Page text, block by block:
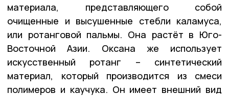
материала, представляющего собой
очищенные и высушенные стебли каламуса,
или ротанговой пальмы. Она растёт в Юго-
Восточной Азии. Оксана же использует
искусственный ротанг – синтетический
материал, который производится из смеси
полимеров и каучука. Он имеет внешний вид